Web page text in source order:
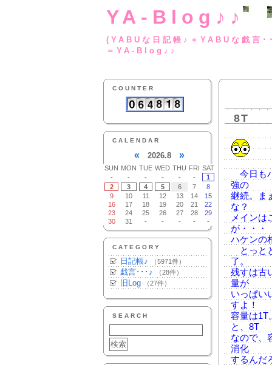
YA-Blog♪♪
(YABUな日記帳♪
＝YA-Blog♪♪
COUNTER
CALENDAR
« 2026.8 »
SUN MON TUE WED THU FRI SAT
-
- - - - -
1
2
3 4 5 6 7
8
9
10 11 12 13 14
15
16
17 18 19 20 21
22
23
24 25 26 27 28
29
30
31 - - - - -
CATEGORY
日記帳♪ （5971件）
戯言･･･♪ （28件）
旧Log （27件）
SEARCH
8T
今日も
強の
継続。ま
な？
メインは
が・・・
ハケンの
とっと
了。
残すは古
量が
いっぱい
すよ！
容量は1T
と、8T
なので、
消化
するんだ